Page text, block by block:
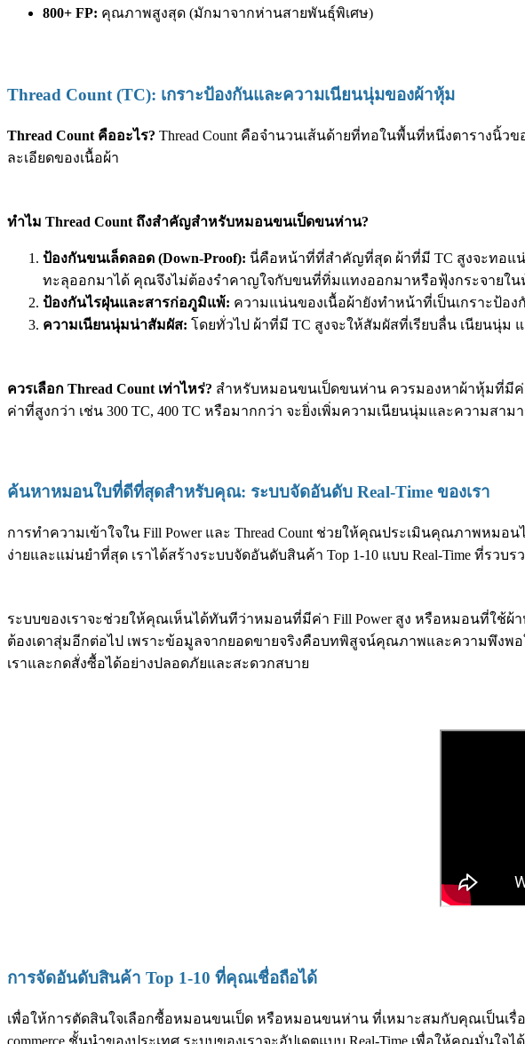
800+ FP: คุณภาพสูงสุด (มักมาจากห่านสายพันธุ์พิเศษ)
Thread Count (TC): เกราะป้องกันและความเนียนนุ่มของผ้าหุ้ม
Thread Count คืออะไร? Thread Count คือจำนวนเส้นด้ายที่ทอในพื้นที่หนึ่งตารางนิ้ว
ละเอียดของเนื้อผ้า
ทำไม Thread Count ถึงสำคัญสำหรับหมอนขนเป็ดขนห่าน?
ป้องกันขนเล็ดลอด (Down-Proof): นี่คือหน้าที่ที่สำคัญที่สุด ผ้าที่มี TC สูงจะทอแน่
ทะลุออกมาได้ คุณจึงไม่ต้องรำคาญใจกับขนที่ทิ่มแทงออกมาหรือฟุ้งกระจายใ
ป้องกันไรฝุ่นและสารก่อภูมิแพ้: ความแน่นของเนื้อผ้ายังทำหน้าที่เป็นเกราะป้อ
ความเนียนนุ่มน่าสัมผัส: โดยทั่วไป ผ้าที่มี TC สูงจะให้สัมผัสที่เรียบลื่น เนียนนุ่
ควรเลือก Thread Count เท่าไหร่? สำหรับหมอนขนเป็ดขนห่าน ควรมองหาผ้าหุ้มที่มีค่
ค่าที่สูงกว่า เช่น 300 TC, 400 TC หรือมากกว่า จะยิ่งเพิ่มความเนียนนุ่มและความสา
ค้นหาหมอนใบที่ดีที่สุดสำหรับคุณ: ระบบจัดอันดับ Real-Time ของเรา
การทำความเข้าใจใน Fill Power และ Thread Count ช่วยให้คุณประเมินคุณภาพหม
ง่ายและแม่นยำที่สุด เราได้สร้างระบบจัดอันดับสินค้า Top 1-10 แบบ Real-Time ที่รว
ระบบของเราจะช่วยให้คุณเห็นได้ทันทีว่าหมอนที่มีค่า Fill Power สูง หรือหมอนที่ใช้ผ้
ต้องเดาสุ่มอีกต่อไป เพราะข้อมูลจากยอดขายจริงคือบทพิสูจน์คุณภาพและความพึงพ
เราและกดสั่งซื้อได้อย่างปลอดภัยและสะดวกสบาย
การจัดอันดับสินค้า Top 1-10 ที่คุณเชื่อถือได้
เพื่อให้การตัดสินใจเลือกซื้อหมอนขนเป็ด หรือหมอนขนห่าน ที่เหมาะสมกับคุณเป็นเรื่
commerce ชั้นนำของประเทศ ระบบของเราจะอัปเดตแบบ Real-Time เพื่อให้คุณมั่